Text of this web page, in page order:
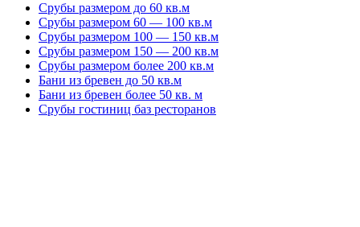
Срубы размером до 60 кв.м
Срубы размером 60 — 100 кв.м
Срубы размером 100 — 150 кв.м
Срубы размером 150 — 200 кв.м
Срубы размером более 200 кв.м
Бани из бревен до 50 кв.м
Бани из бревен более 50 кв. м
Срубы гостиниц баз ресторанов